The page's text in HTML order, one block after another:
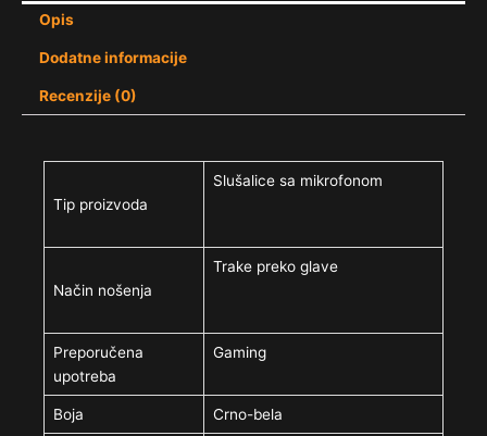
Opis
Dodatne informacije
Recenzije (0)
Tip proizvoda
Slušalice sa mikrofonom
Način nošenja
Trake preko glave
Preporučena
upotreba
Gaming
Boja Crno-bela